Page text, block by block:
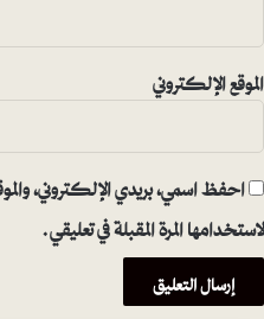
الموقع الإلكتروني
احفظ اسمي، بريدي الإلكتروني،
لاستخدامها المرة المقبلة في تعليقي.